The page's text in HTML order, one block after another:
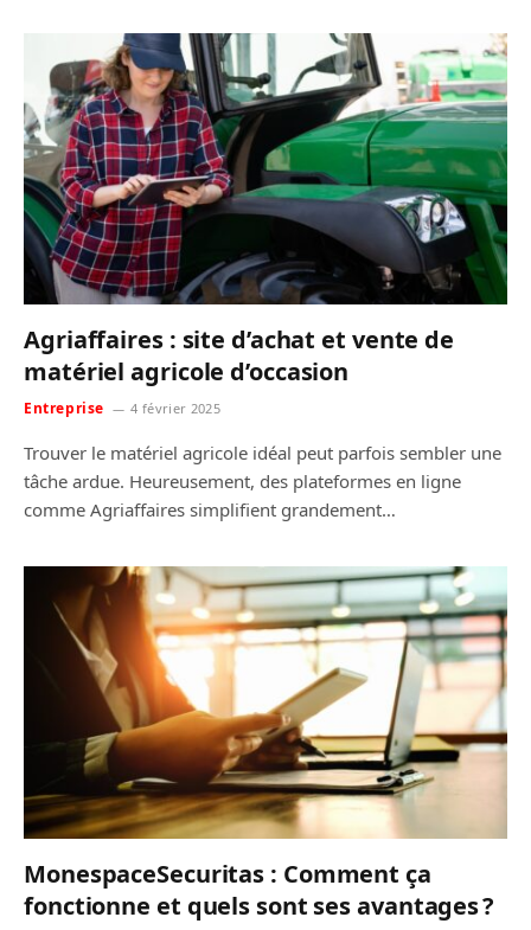
Agriaffaires : site d’achat et vente de
matériel agricole d’occasion
Entreprise 4 février 2025
Trouver le matériel agricole idéal peut parfois sembler une
tâche ardue. Heureusement, des plateformes en ligne
comme Agriaffaires simplifient grandement…
MonespaceSecuritas : Comment ça
fonctionne et quels sont ses avantages ?